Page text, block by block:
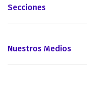
Secciones
Nuestros Medios